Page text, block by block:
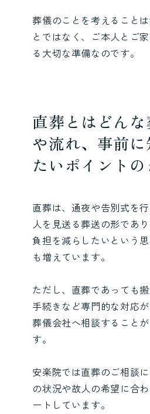
葬儀のことを考えること
とではなく、ご本人とご
る大切な準備なのです。
直葬とはどん
や流れ、事前
たいポイントの
直葬は、通夜や告別式を
人を見送る葬送の形であ
負担を減らしたいという
も増えています。
ただし、直葬であっても
手続きなど専門的な対応が
葬儀会社へ相談すること
す。
安楽院では直葬のご相談
の状況や故人の希望に合
ートしています。